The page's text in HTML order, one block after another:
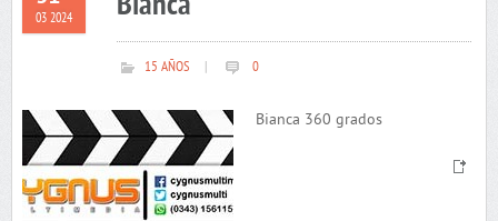
03 2024
15 AÑOS 0
Bianca 360 grados